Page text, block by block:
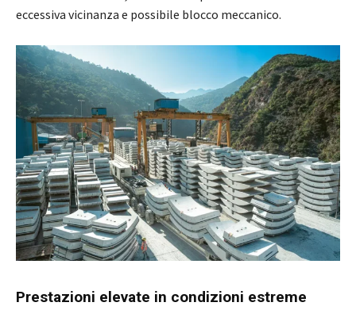
eccessiva vicinanza e possibile blocco meccanico.
Prestazioni elevate in condizioni estreme